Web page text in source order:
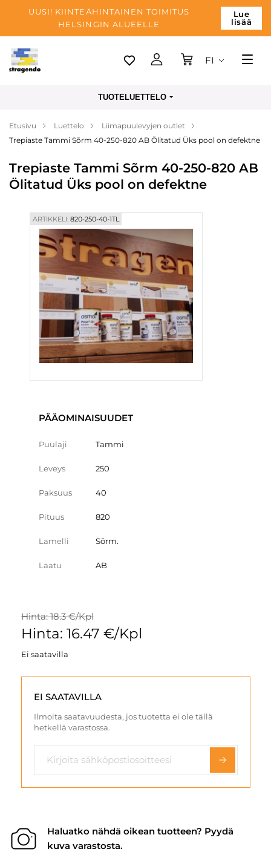
UUSI! KIINTEÄHINTAINEN TOIMITUS
HELSINGIN ALUEELLE
Lue
lisää
Tallinn
Maksu
Blogi
FI
TUOTELUETTELO
Etusivu Luettelo
Liimapuulevyjen outlet
Trepiaste Tammi Sõrm 40-250-820 AB Ölitatud Üks pool on defektne
Trepiaste Tammi Sõrm 40-250-820 AB
Ölitatud Üks pool on defektne
ARTIKKELI:820-250-40-1TL
PÄÄOMINAISUUDET
Puulaji Tammi
Leveys 250
Paksuus 40
Pituus 820
Lamelli Sõrm.
Laatu AB
Hinta: 18.3 €/Kpl
Hinta: 16.47 €/Kpl
Ei saatavilla
EI SAATAVILLA
Ilmoita saatavuudesta, jos tuotetta ei ole tällä
hetkellä varastossa.
Haluatko nähdä oikean tuotteen? Pyydä
kuva varastosta.